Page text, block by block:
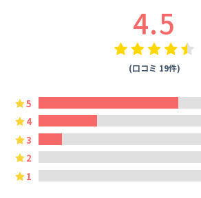
4.5
(口コミ 19件)
5
4
3
2
1